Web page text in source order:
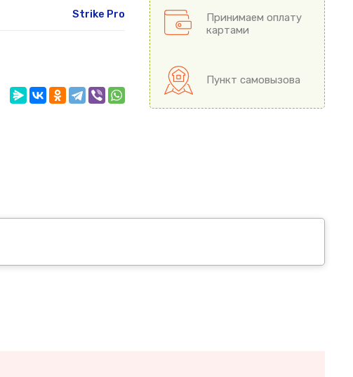
Strike Pro
Принимаем оплату
картами
Пункт самовызова